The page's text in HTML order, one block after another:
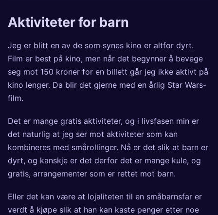
Aktiviteter for barn
Jeg er blitt en av de som synes kino er altfor dyrt.
Film er best på kino, men når det begynner å bevege
seg mot 150 kroner for en billett går jeg ikke aktivt på
kino lenger. Da blir det gjerne med en årlig Star Wars-
film.
Det er mange gratis aktiviteter, og i livsfasen min er
det naturlig at jeg ser mot aktiviteter som kan
kombineres med smårollinger. Nå er det slik at barn er
dyrt, og kanskje er det derfor det er mange kule, og
gratis, arrangementer som er rettet mot barn.
Eller det kan være at lojaliteten til en småbarnsfar er
verdt å kjøpe slik at han kan kaste penger etter noe